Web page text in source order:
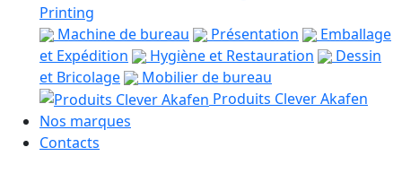
Printing
Machine de bureau
Présentation
Emballage
et Expédition
Hygiène et Restauration
Dessin
et Bricolage
Mobilier de bureau
Produits Clever Akafen
Nos marques
Contacts